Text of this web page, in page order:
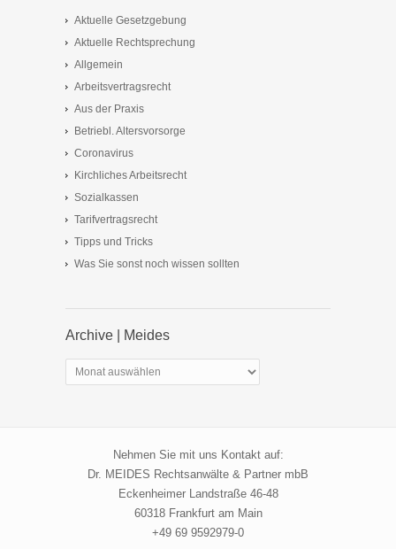
Aktuelle Gesetzgebung
Aktuelle Rechtsprechung
Allgemein
Arbeitsvertragsrecht
Aus der Praxis
Betriebl. Altersvorsorge
Coronavirus
Kirchliches Arbeitsrecht
Sozialkassen
Tarifvertragsrecht
Tipps und Tricks
Was Sie sonst noch wissen sollten
Archive | Meides
Archive
|
Nehmen Sie mit uns Kontakt auf:
Dr. MEIDES Rechtsanwälte & Partner mbB
Eckenheimer Landstraße 46-48
60318 Frankfurt am Main
+49 69 9592979-0